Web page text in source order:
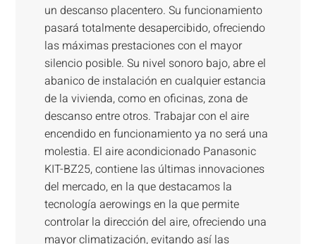
un descanso placentero. Su funcionamiento
pasará totalmente desapercibido, ofreciendo
las máximas prestaciones con el mayor
silencio posible. Su nivel sonoro bajo, abre el
abanico de instalación en cualquier estancia
de la vivienda, como en oficinas, zona de
descanso entre otros. Trabajar con el aire
encendido en funcionamiento ya no será una
molestia. El aire acondicionado Panasonic
KIT-BZ25, contiene las últimas innovaciones
del mercado, en la que destacamos la
tecnología aerowings en la que permite
controlar la dirección del aire, ofreciendo una
mayor climatización, evitando así las